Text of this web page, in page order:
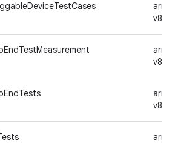
v8a
v8a
v8a